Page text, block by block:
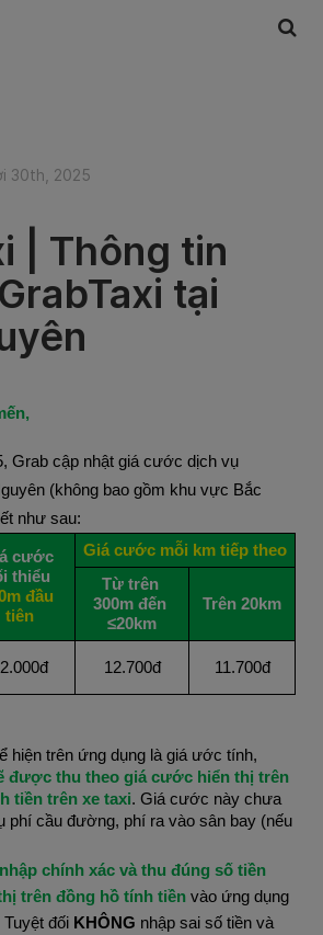
30th, 2025
| Thông tin
tại
Grab cập nhật giá cước dịch vụ
(không bao gồm khu vực Bắc
như sau:
cước
thiểu
đầu
tiên
Giá cước mỗi km tiếp theo
Từ trên
300m đến
≤20km
Trên 20km
12.700đ 11.700đ
được thu theo giá cước hiển thị trên
tiền trên xe taxi. Giá cước này chưa
phí cầu đường, phí ra vào sân bay (nếu
chính xác và thu đúng số tiền
trên đồng hồ tính tiền vào ứng dụng
đối KHÔNG